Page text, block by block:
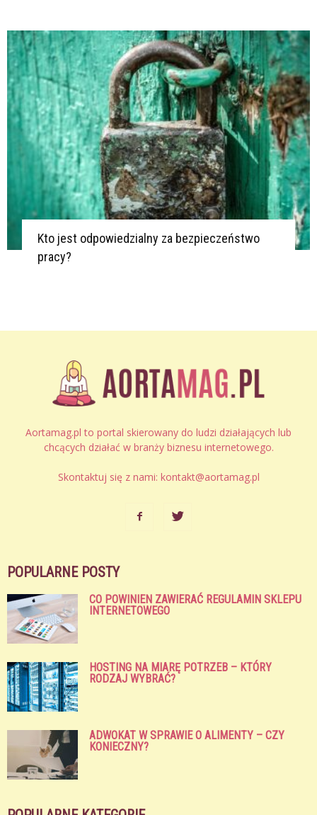
Kto jest odpowiedzialny za bezpieczeństwo
pracy?
Aortamag.pl to portal skierowany do ludzi działających lub
chcących działać w branży biznesu internetowego.
Skontaktuj się z nami: kontakt@aortamag.pl
POPULARNE POSTY
CO POWINIEN ZAWIERAĆ REGULAMIN SKLEPU
INTERNETOWEGO
HOSTING NA MIARĘ POTRZEB – KTÓRY
RODZAJ WYBRAĆ?
ADWOKAT W SPRAWIE O ALIMENTY – CZY
KONIECZNY?